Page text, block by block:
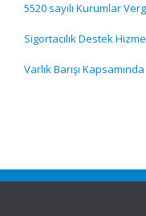
5520 sayılı Kurumlar
Sigortacılık Destek
Varlık Barışı